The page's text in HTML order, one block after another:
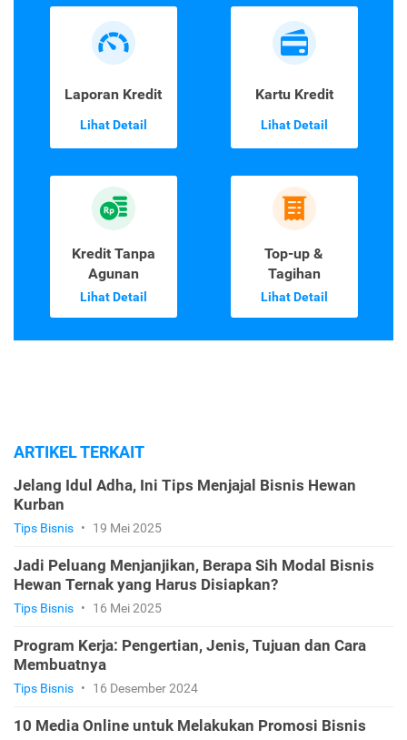
Laporan Kredit
Lihat Detail
Kartu Kredit
Lihat Detail
Kredit Tanpa
Agunan
Lihat Detail
Top-up &
Tagihan
Lihat Detail
ARTIKEL TERKAIT
Jelang Idul Adha, Ini Tips Menjajal Bisnis Hewan
Kurban
Tips Bisnis • 19 Mei 2025
Jadi Peluang Menjanjikan, Berapa Sih Modal Bisnis
Hewan Ternak yang Harus Disiapkan?
Tips Bisnis • 16 Mei 2025
Program Kerja: Pengertian, Jenis, Tujuan dan Cara
Membuatnya
Tips Bisnis • 16 Desember 2024
10 Media Online untuk Melakukan Promosi Bisnis